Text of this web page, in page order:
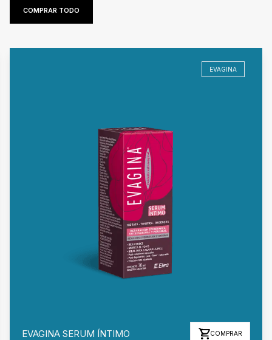
COMPRAR TODO
EVAGINA
EVAGINA SERUM ÍNTIMO COMPRAR